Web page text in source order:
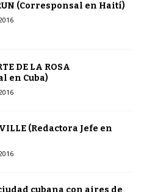
(Corresponsal en Haití)
DE LA ROSA
en Cuba)
(Redactora Jefe en
cubana con aires de